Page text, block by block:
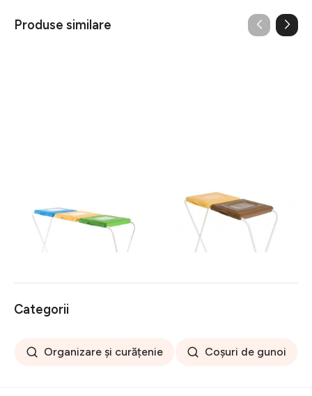
Produse similare
Suport pentru saci menajeri
pentru colectare selectiva
120 L, Jotta, 3
compartimente verde-
149 lei
Suport pentru saci menajeri
pentru colectare selectiva
120 L, Jotta, 2
compartimente galben-
Categorii
Organizare și curățenie Coșuri de gunoi